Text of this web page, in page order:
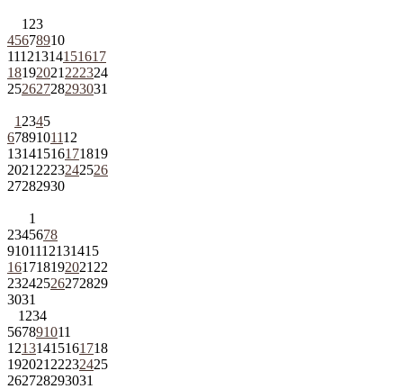
1 23
45678910
11121314151617
18192021 222324
25262728293031
1 2345
6789101112
13141516171819
2021 2223242526
27282930
1
2345678
9101112131415
161718192021 22
23242526272829
3031
1 234
567891011
12131415161718
192021 22232425
262728293031